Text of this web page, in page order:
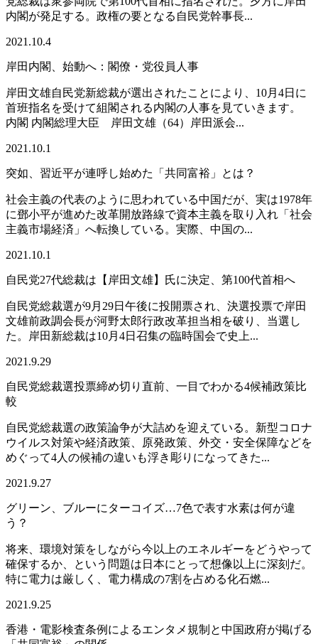
内閣が発足する。政権の要となる自民党幹事長...
2021.10.4
岸田内閣、始動へ：閣僚・党役員人事
岸田文雄自民党新総裁が選出されたことにより、10月4日に
首班指名を受けて組閣される内閣の人事を見ていきます。
内閣 内閣総理大臣 岸田文雄（64）岸田派会...
2021.10.1
突如、習近平が連呼し始めた「共同富裕」とは？
社会主義の代表のように思われている中国だが、実は1978年
に鄧小平が進めた改革開放路線で資本主義を取り入れ「社会
主義市場経済」へ転換している。実際、中国の...
2021.10.1
自民党27代総裁は【岸田文雄】氏に決定、第100代首相へ
自民党総裁選が9月29日午後に投開票され、決選投票で岸田
文雄前政調会長が河野太郎行政改革担当相を破り、当選し
た。岸田新総裁は10月4日召集の臨時国会で史上...
2021.9.29
自民党総裁選投票締め切り直前、一目でわかる4候補政策比
較
自民党総裁選の政策論争が大詰めを迎えている。新型コロナ
ウイルス対策や経済政策、原発政策、外交・安全保障などを
めぐって4人の候補の違いも浮き彫りになってきた...
2021.9.27
グリーン、ブルーにターコイズ…7色で表す水素は何が違
う？
将来、環境対策をしながら今以上のエネルギーをどうやって
確保するか、という問題は日本にとって想像以上に深刻だ。
特に電力は厳しく、電力構成の7割を占める化石燃...
2021.9.25
香港・電影検査条例によるエンタメ規制と中国政府が掲げる